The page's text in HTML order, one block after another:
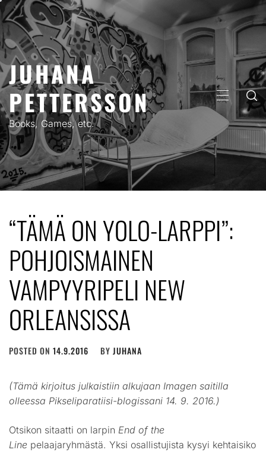
Skip
to
content
JUHANA
PETTERSSON
Books, Games, etc.
PRIMARY
MENU
“TÄMÄ ON YOLO-LARPPI”:
POHJOISMAINEN
VAMPYYRIPELI NEW
ORLEANSISSA
POSTED ON 14.9.2016 BY JUHANA
(Tämä kirjoitus julkaistiin alkujaan Imagen saitilla
olleessa Pikseliparatiisi-blogissani 14. 9. 2016.)
Otsikon sitaatti on larpin End of the
Line pelaajaryhmästä. Yksi osallistujista kysyi kehtaisiko